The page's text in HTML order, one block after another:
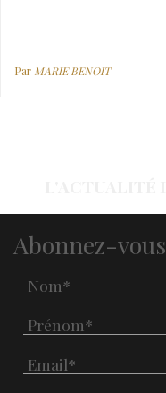
Par MARIE BENOIT
Abonnez-